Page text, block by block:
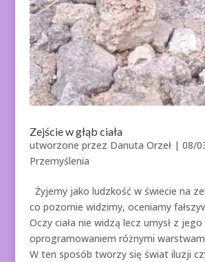
Zejście w głąb ciała
utworzone przez Danuta Orzeł| 08/
Przemyślenia
Żyjemy jako ludzkość w świecie na
co pozornie widzimy, oceniamy
Oczy ciała nie widzą lecz umysł z jego
oprogramowaniem różnymi
W ten sposób tworzy się świat iluzji